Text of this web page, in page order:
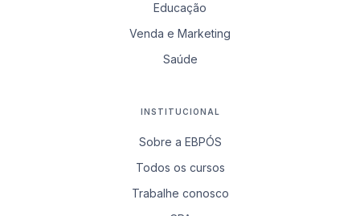
Educação
Venda e Marketing
Saúde
INSTITUCIONAL
Sobre a EBPÓS
Todos os cursos
Trabalhe conosco